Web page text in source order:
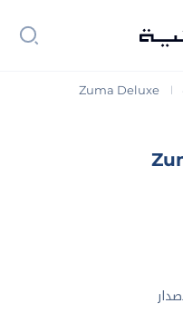
|
Zuma Deluxe